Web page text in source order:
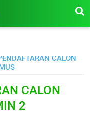
CALON
CALON
2